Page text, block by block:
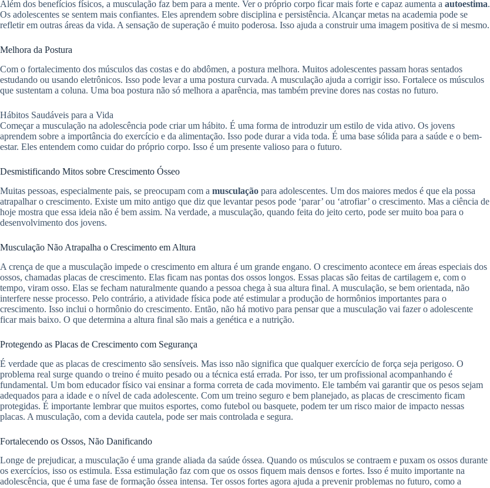
Além dos benefícios físicos, a musculação faz bem para a mente. Ver o próprio corpo ficar mais forte e capaz aumenta a autoestima.
Os adolescentes se sentem mais confiantes. Eles aprendem sobre disciplina e persistência. Alcançar metas na academia pode se
refletir em outras áreas da vida. A sensação de superação é muito poderosa. Isso ajuda a construir uma imagem positiva de si mesmo.
Melhora da Postura
Com o fortalecimento dos músculos das costas e do abdômen, a postura melhora. Muitos adolescentes passam horas sentados
estudando ou usando eletrônicos. Isso pode levar a uma postura curvada. A musculação ajuda a corrigir isso. Fortalece os músculos
que sustentam a coluna. Uma boa postura não só melhora a aparência, mas também previne dores nas costas no futuro.
Hábitos Saudáveis para a Vida
Começar a musculação na adolescência pode criar um hábito. É uma forma de introduzir um estilo de vida ativo. Os jovens
aprendem sobre a importância do exercício e da alimentação. Isso pode durar a vida toda. É uma base sólida para a saúde e o bem-
estar. Eles entendem como cuidar do próprio corpo. Isso é um presente valioso para o futuro.
Desmistificando Mitos sobre Crescimento Ósseo
Muitas pessoas, especialmente pais, se preocupam com a musculação para adolescentes. Um dos maiores medos é que ela possa
atrapalhar o crescimento. Existe um mito antigo que diz que levantar pesos pode ‘parar’ ou ‘atrofiar’ o crescimento. Mas a ciência de
hoje mostra que essa ideia não é bem assim. Na verdade, a musculação, quando feita do jeito certo, pode ser muito boa para o
desenvolvimento dos jovens.
Musculação Não Atrapalha o Crescimento em Altura
A crença de que a musculação impede o crescimento em altura é um grande engano. O crescimento acontece em áreas especiais dos
ossos, chamadas placas de crescimento. Elas ficam nas pontas dos ossos longos. Essas placas são feitas de cartilagem e, com o
tempo, viram osso. Elas se fecham naturalmente quando a pessoa chega à sua altura final. A musculação, se bem orientada, não
interfere nesse processo. Pelo contrário, a atividade física pode até estimular a produção de hormônios importantes para o
crescimento. Isso inclui o hormônio do crescimento. Então, não há motivo para pensar que a musculação vai fazer o adolescente
ficar mais baixo. O que determina a altura final são mais a genética e a nutrição.
Protegendo as Placas de Crescimento com Segurança
É verdade que as placas de crescimento são sensíveis. Mas isso não significa que qualquer exercício de força seja perigoso. O
problema real surge quando o treino é muito pesado ou a técnica está errada. Por isso, ter um profissional acompanhando é
fundamental. Um bom educador físico vai ensinar a forma correta de cada movimento. Ele também vai garantir que os pesos sejam
adequados para a idade e o nível de cada adolescente. Com um treino seguro e bem planejado, as placas de crescimento ficam
protegidas. É importante lembrar que muitos esportes, como futebol ou basquete, podem ter um risco maior de impacto nessas
placas. A musculação, com a devida cautela, pode ser mais controlada e segura.
Fortalecendo os Ossos, Não Danificando
Longe de prejudicar, a musculação é uma grande aliada da saúde óssea. Quando os músculos se contraem e puxam os ossos durante
os exercícios, isso os estimula. Essa estimulação faz com que os ossos fiquem mais densos e fortes. Isso é muito importante na
adolescência, que é uma fase de formação óssea intensa. Ter ossos fortes agora ajuda a prevenir problemas no futuro, como a